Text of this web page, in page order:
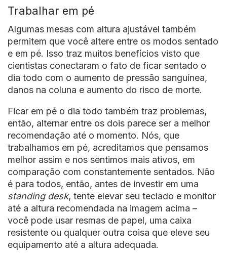
Trabalhar em pé
Algumas mesas com altura ajustável também
permitem que você altere entre os modos sentado
e em pé. Isso traz muitos benefícios visto que
cientistas conectaram o fato de ficar sentado o
dia todo com o aumento de pressão sanguínea,
danos na coluna e aumento do risco de morte.
Ficar em pé o dia todo também traz problemas,
então, alternar entre os dois parece ser a melhor
recomendação até o momento. Nós, que
trabalhamos em pé, acreditamos que pensamos
melhor assim e nos sentimos mais ativos, em
comparação com constantemente sentados. Não
é para todos, então, antes de investir em uma
standing desk, tente elevar seu teclado e monitor
até a altura recomendada na imagem acima –
você pode usar resmas de papel, uma caixa
resistente ou qualquer outra coisa que eleve seu
equipamento até a altura adequada.